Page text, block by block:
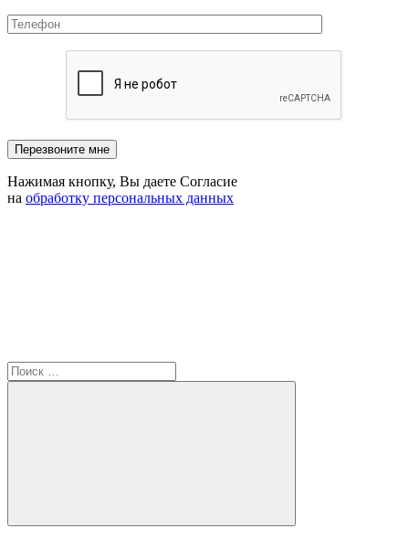
Нажимая кнопку, Вы даете Согласие
на обработку персональных данных